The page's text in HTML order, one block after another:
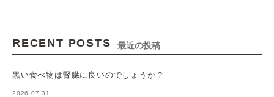
RECENT POSTS 最近の投稿
黒い食べ物は腎臓に良いのでしょうか？
2026.07.31